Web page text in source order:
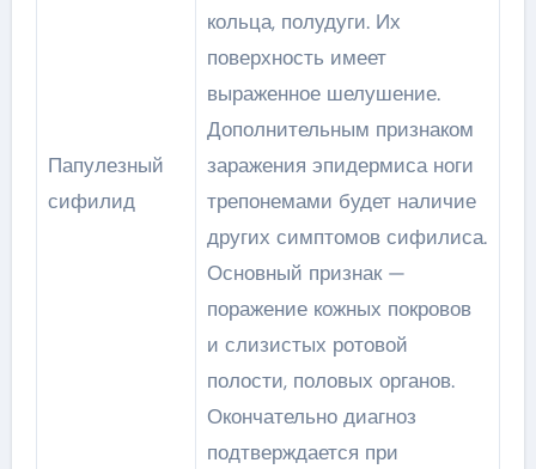
Папулезный
сифилид
кольца, полудуги. Их
поверхность имеет
выраженное шелушение.
Дополнительным признаком
заражения эпидермиса ноги
трепонемами будет наличие
других симптомов сифилиса.
Основный признак —
поражение кожных покровов
и слизистых ротовой
полости, половых органов.
Окончательно диагноз
подтверждается при